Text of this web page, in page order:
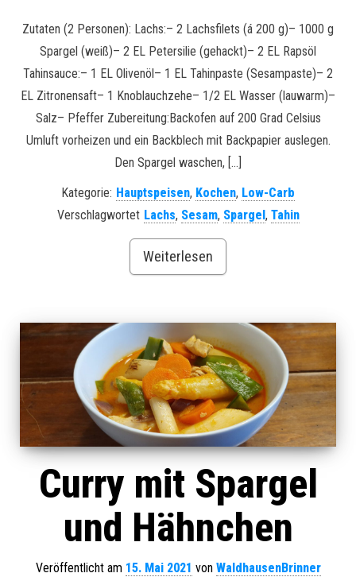
Zutaten (2 Personen): Lachs:– 2 Lachsfilets (á 200 g)– 1000 g
Spargel (weiß)– 2 EL Petersilie (gehackt)– 2 EL Rapsöl
Tahinsauce:– 1 EL Olivenöl– 1 EL Tahinpaste (Sesampaste)– 2
EL Zitronensaft– 1 Knoblauchzehe– 1/2 EL Wasser (lauwarm)–
Salz– Pfeffer Zubereitung:Backofen auf 200 Grad Celsius
Umluft vorheizen und ein Backblech mit Backpapier auslegen.
Den Spargel waschen, […]
Kategorie: Hauptspeisen, Kochen, Low-Carb
Verschlagwortet Lachs, Sesam, Spargel, Tahin
Weiterlesen
Curry mit Spargel
und Hähnchen
Veröffentlicht am 15. Mai 2021 von WaldhausenBrinner